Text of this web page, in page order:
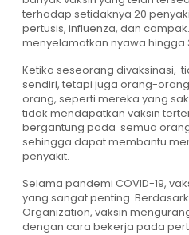
terhadap setidaknya 20
pertusis, influenza, dan
menyelamatkan nyawa hingga
Ketika seseorang divaksinasi,
sendiri, tetapi juga orang-
orang, seperti mereka yang
tidak mendapatkan vaksin
bergantung pada semua
sehingga dapat membantu
penyakit.
Selama pandemi COVID-19,
yang sangat penting.
Organization, vaksin
dengan cara bekerja pada